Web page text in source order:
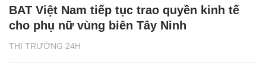
THỊ TRƯỜNG 24H
BAT Việt Nam tiếp tục trao quyền kinh tế
cho phụ nữ vùng biên Tây Ninh